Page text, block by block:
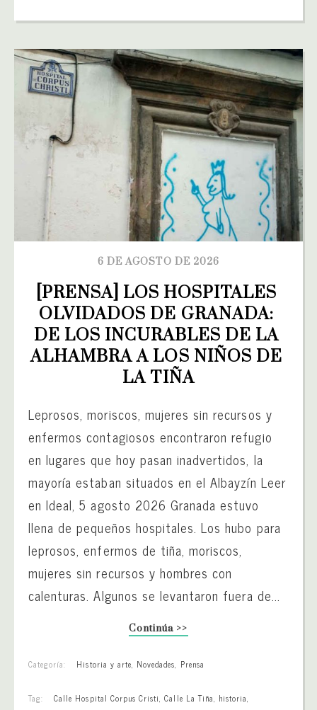
6 DE AGOSTO DE 2026
[PRENSA] LOS HOSPITALES
OLVIDADOS DE GRANADA:
DE LOS INCURABLES DE LA
ALHAMBRA A LOS NIÑOS DE
LA TIÑA
Leprosos, moriscos, mujeres sin recursos y
enfermos contagiosos encontraron refugio
en lugares que hoy pasan inadvertidos, la
mayoría estaban situados en el Albayzín Leer
en Ideal, 5 agosto 2026 Granada estuvo
llena de pequeños hospitales. Los hubo para
leprosos, enfermos de tiña, moriscos,
mujeres sin recursos y hombres con
calenturas. Algunos se levantaron fuera de...
Continúa >>
Categoría: Historia y arte, Novedades, Prensa
Tag: Calle Hospital Corpus Cristi,Calle La Tiña, historia,